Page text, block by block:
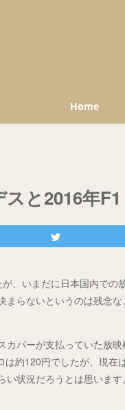
Home
と2016年F1
、いまだに日本国内で
らないというのは残念な
カパーが支払っていた放
約120円でしたが、現在
い状況だろうとは思いま